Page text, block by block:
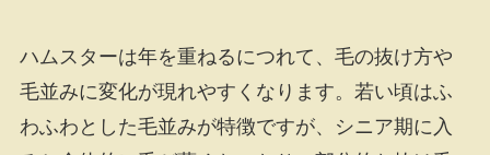
ハムスターは年を重ねるにつれて、毛の抜け方や
毛並みに変化が現れやすくなります。若い頃はふ
わふわとした毛並みが特徴ですが、シニア期に入